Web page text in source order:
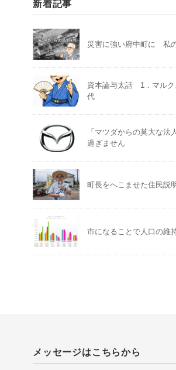
新着記事
災害に強い府中町に 私
資本論与太話 1．マルク
代
「マツダからの莫大な法
過ぎません
町長をへこませた住民説
市になることで人口の維
メッセージはこちらから